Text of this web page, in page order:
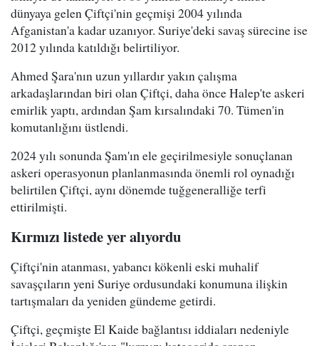
dünyaya gelen Çiftçi'nin geçmişi 2004 yılında
Afganistan'a kadar uzanıyor. Suriye'deki savaş sürecine ise
2012 yılında katıldığı belirtiliyor.
Ahmed Şara'nın uzun yıllardır yakın çalışma
arkadaşlarından biri olan Çiftçi, daha önce Halep'te askeri
emirlik yaptı, ardından Şam kırsalındaki 70. Tümen'in
komutanlığını üstlendi.
2024 yılı sonunda Şam'ın ele geçirilmesiyle sonuçlanan
askeri operasyonun planlanmasında önemli rol oynadığı
belirtilen Çiftçi, aynı dönemde tuğgeneralliğe terfi
ettirilmişti.
Kırmızı listede yer alıyordu
Çiftçi'nin atanması, yabancı kökenli eski muhalif
savaşçıların yeni Suriye ordusundaki konumuna ilişkin
tartışmaları da yeniden gündeme getirdi.
Çiftçi, geçmişte El Kaide bağlantısı iddiaları nedeniyle